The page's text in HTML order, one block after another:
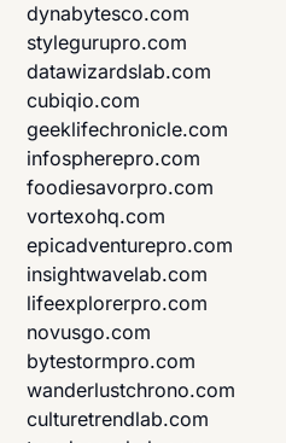
dynabytesco.com
stylegurupro.com
datawizardslab.com
cubiqio.com
geeklifechronicle.com
infospherepro.com
foodiesavorpro.com
vortexohq.com
epicadventurepro.com
insightwavelab.com
lifeexplorerpro.com
novusgo.com
bytestormpro.com
wanderlustchrono.com
culturetrendlab.com